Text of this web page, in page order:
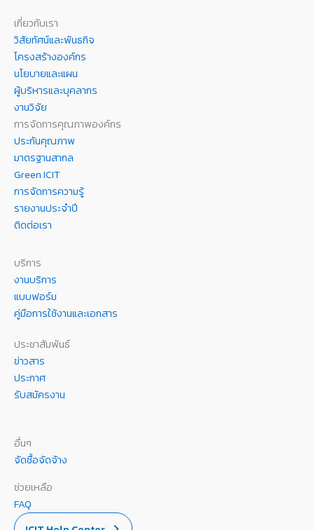
เกี่ยวกับเรา
วิสัยทัศน์และพันธกิจ
โครงสร้างองค์กร
นโยบายและแผน
ผู้บริหารและบุคลากร
งานวิจัย
การจัดการคุณภาพองค์กร
ประกันคุณภาพ
มาตรฐานสากล
Green ICIT
การจัดการความรู้
รายงานประจำปี
ติดต่อเรา
บริการ
งานบริการ
แบบฟอร์ม
คู่มือการใช้งานและเอกสาร
ประชาสัมพันธ์
ข่าวสาร
ประกาศ
รับสมัครงาน
อื่นๆ
จัดซื้อจัดจ้าง
ช่วยเหลือ
FAQ